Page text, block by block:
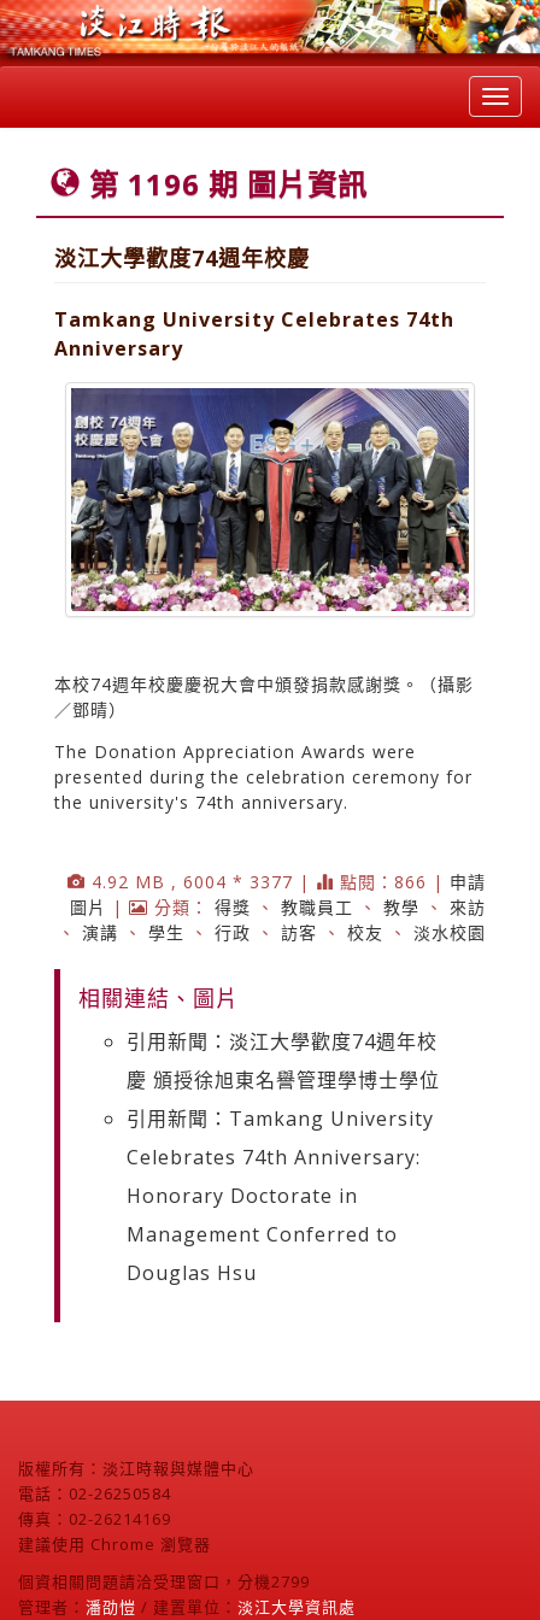
第 1196 期 圖片資訊
淡江大學歡度74週年校慶
Tamkang University Celebrates 74th
Anniversary
本校74週年校慶慶祝大會中頒發捐款感謝獎。（攝影
／鄧晴）
The Donation Appreciation Awards were
presented during the celebration ceremony for
the university's 74th anniversary.
4.92 MB , 6004 * 3377 | 點閱：866 | 申請
圖片
| 分類： 得獎 、 教職員工 、 教學 、 來訪
、 演講 、 學生 、 行政 、 訪客 、 校友 、 淡水校園
相關連結、圖片
引用新聞：淡江大學歡度74週年校
慶 頒授徐旭東名譽管理學博士學位
引用新聞：Tamkang University
Celebrates 74th Anniversary:
Honorary Doctorate in
Management Conferred to
Douglas Hsu
版權所有：淡江時報與媒體中心
電話：02-26250584
傳真：02-26214169
建議使用 Chrome 瀏覽器
個資相關問題請洽受理窗口，分機2799
管理者： 潘劭愷 / 建置單位： 淡江大學資訊處